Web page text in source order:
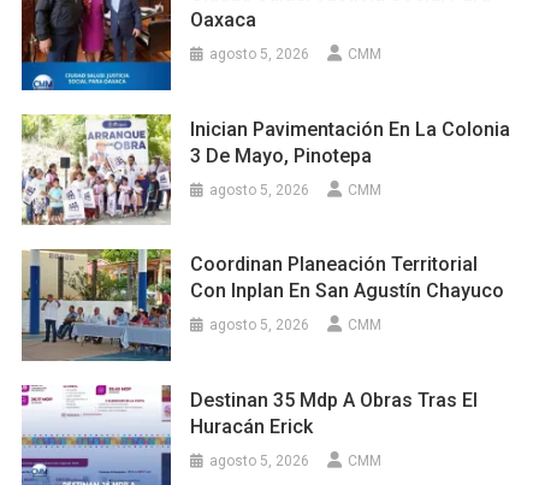
Oaxaca
agosto 5, 2026 CMM
Inician Pavimentación En La Colonia
3 De Mayo, Pinotepa
agosto 5, 2026 CMM
Coordinan Planeación Territorial
Con Inplan En San Agustín Chayuco
agosto 5, 2026 CMM
Destinan 35 Mdp A Obras Tras El
Huracán Erick
agosto 5, 2026 CMM